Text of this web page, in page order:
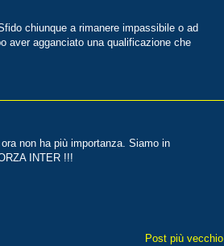
chiunque a rimanere impassibile o ad
aver agganciato una qualificazione che
non ha più importanza. Siamo in
INTER !!!
Post più vecchio